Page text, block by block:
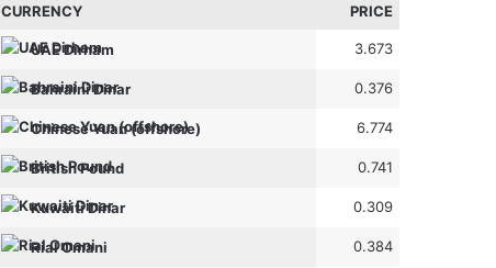
CURRENCY PRICE
UAE Dirham 3.673
Bahraini Dinar 0.376
Chinese Yuan (offshore) 6.774
British Pound 0.741
Kuwaiti Dinar 0.309
Rial Omani 0.384